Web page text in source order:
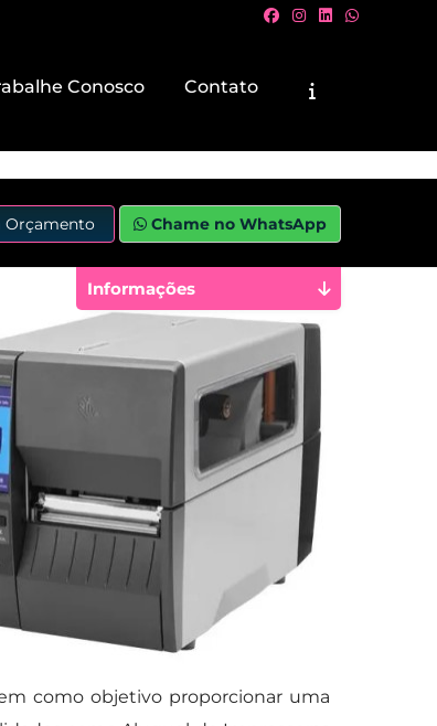
Conosco Contato
Orçamento Chame no WhatsApp
como objetivo proporcionar uma
Informações